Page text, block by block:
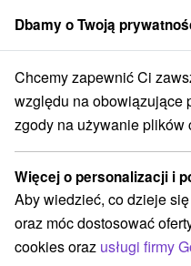
członek grupySorger
Atrakcje na Słowacji
Túry a turistické
Tatrach
Kategorie
Wszystkie kategorie
Dbamy o Twoją
Chcemy zapewnić Ci
względu na obowiązujące
zgody na używanie plików
Więcej o personalizacji i
Aby wiedzieć, co dzieje
oraz móc dostosować
cookies oraz usługi firmy